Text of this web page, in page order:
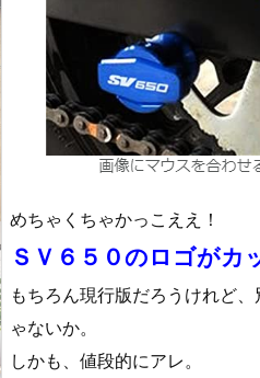
めちゃくちゃかっこええ！
ＳＶ６５０のロゴがカ
もちろん現行版だろうけれど
ゃないか。
しかも、値段的にアレ。